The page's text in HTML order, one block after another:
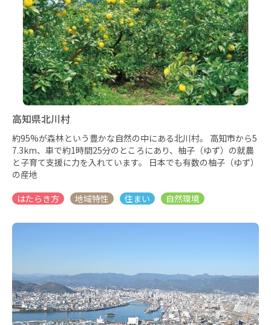
高知県北川村
約95%が森林という豊かな自然の中にある北川村。 高知市から5
7.3km、車で約1時間25分のところにあり、柚子（ゆず）の就農
と子育て支援に力を入れています。 日本でも有数の柚子（ゆず）
の産地